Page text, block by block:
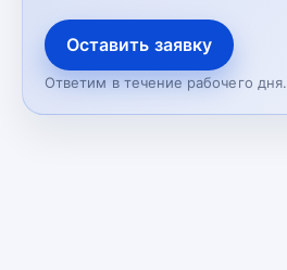
Оставить заявку
Ответим в течение рабочего дня.